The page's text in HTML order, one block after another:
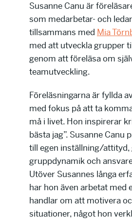
Susanne Canu är
som medarbetar- och
tillsammans med Mia
med att utveckla grupper
genom att föreläsa om
teamutveckling.
Föreläsningarna är fyllda
med fokus på att ta
må i livet. Hon inspirerar
bästa jag”. Susanne
till egen inställning/attityd,
gruppdynamik och
Utöver Susannes långa
har hon även arbetat med
handlar om att motivera
situationer, något hon